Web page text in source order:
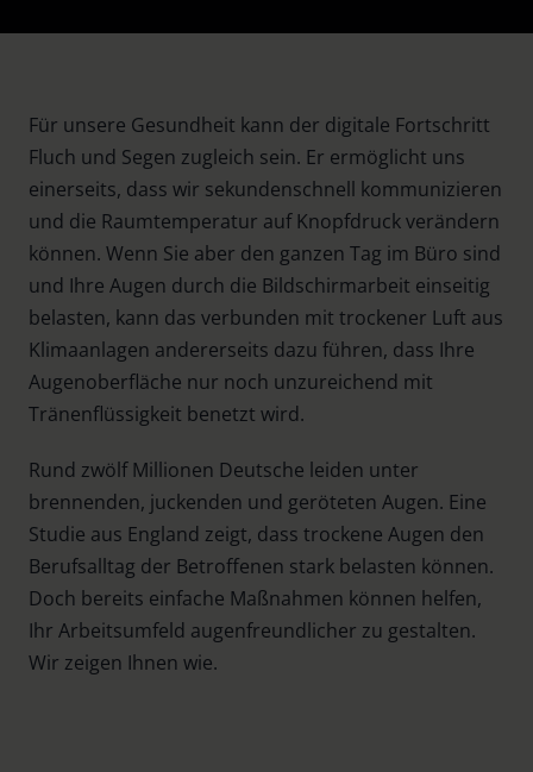
Für unsere Gesundheit kann der digitale Fortschritt
Fluch und Segen zugleich sein. Er ermöglicht uns
einerseits, dass wir sekundenschnell kommunizieren
und die Raumtemperatur auf Knopfdruck verändern
können. Wenn Sie aber den ganzen Tag im Büro sind
und Ihre Augen durch die Bildschirmarbeit einseitig
belasten, kann das verbunden mit trockener Luft aus
Klimaanlagen andererseits dazu führen, dass Ihre
Augenoberfläche nur noch unzureichend mit
Tränenflüssigkeit benetzt wird.
Rund zwölf Millionen Deutsche leiden unter
brennenden, juckenden und geröteten Augen. Eine
Studie aus England zeigt, dass trockene Augen den
Berufsalltag der Betroffenen stark belasten können.
Doch bereits einfache Maßnahmen können helfen,
Ihr Arbeitsumfeld augenfreundlicher zu gestalten.
Wir zeigen Ihnen wie.